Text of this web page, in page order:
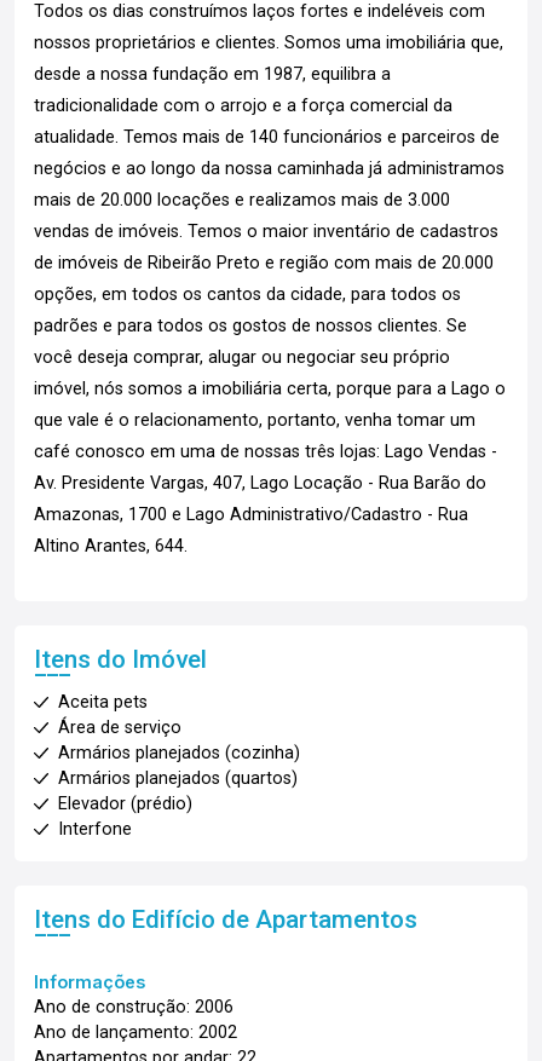
Todos os dias construímos laços fortes e indeléveis com
nossos proprietários e clientes. Somos uma imobiliária que,
desde a nossa fundação em 1987, equilibra a
tradicionalidade com o arrojo e a força comercial da
atualidade. Temos mais de 140 funcionários e parceiros de
negócios e ao longo da nossa caminhada já administramos
mais de 20.000 locações e realizamos mais de 3.000
vendas de imóveis. Temos o maior inventário de cadastros
de imóveis de Ribeirão Preto e região com mais de 20.000
opções, em todos os cantos da cidade, para todos os
padrões e para todos os gostos de nossos clientes. Se
você deseja comprar, alugar ou negociar seu próprio
imóvel, nós somos a imobiliária certa, porque para a Lago o
que vale é o relacionamento, portanto, venha tomar um
café conosco em uma de nossas três lojas: Lago Vendas -
Av. Presidente Vargas, 407, Lago Locação - Rua Barão do
Amazonas, 1700 e Lago Administrativo/Cadastro - Rua
Altino Arantes, 644.
Itens do Imóvel
Aceita pets
Área de serviço
Armários planejados (cozinha)
Armários planejados (quartos)
Elevador (prédio)
Interfone
Itens do Edifício de Apartamentos
Informações
Ano de construção: 2006
Ano de lançamento: 2002